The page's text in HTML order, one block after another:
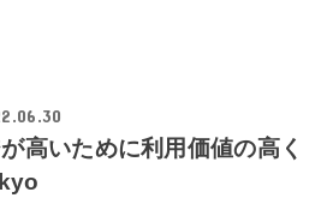
高いために利用価値の高く